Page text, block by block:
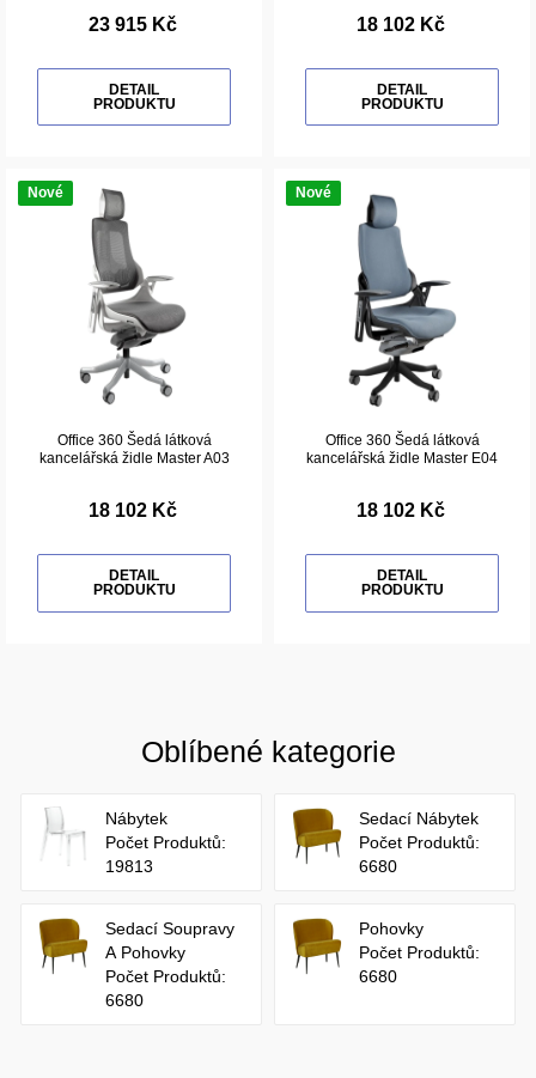
23 915 Kč
DETAIL
PRODUKTU
18 102 Kč
DETAIL
PRODUKTU
Nové
Office 360 Šedá látková
kancelářská židle Master A03
18 102 Kč
DETAIL
PRODUKTU
Nové
Office 360 Šedá látková
kancelářská židle Master E04
18 102 Kč
DETAIL
PRODUKTU
Oblíbené kategorie
Nábytek
Počet Produktů:
19813
Sedací Nábytek
Počet Produktů:
6680
Sedací Soupravy
A Pohovky
Počet Produktů:
6680
Pohovky
Počet Produktů:
6680